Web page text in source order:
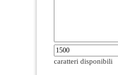
caratteri disponibili